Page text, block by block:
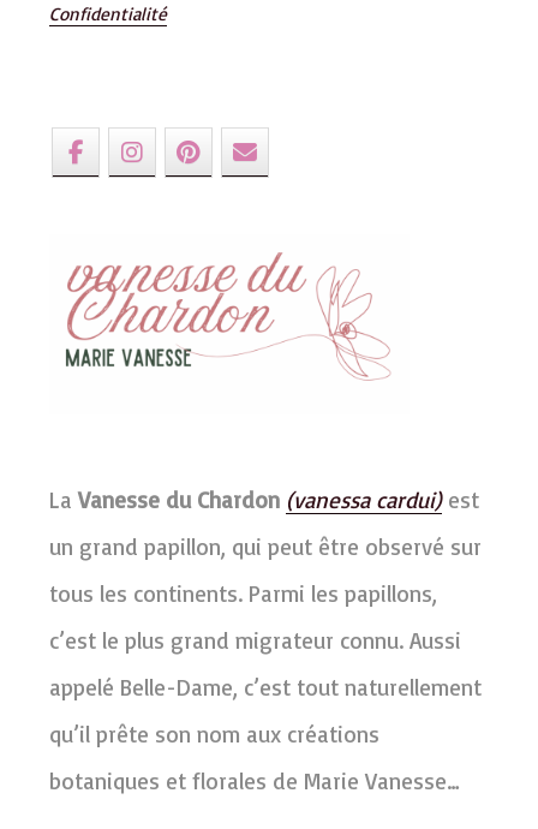
Confidentialité
LaVanesse du Chardon (vanessa cardui)est
un grand papillon, qui peut être observé sur
tous les continents. Parmi les papillons,
c’est le plus grand migrateur connu. Aussi
appelé Belle-Dame, c’est tout naturellement
qu’il prête son nom aux créations
botaniques et florales de Marie Vanesse…